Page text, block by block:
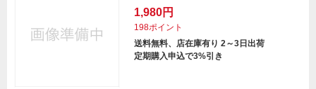
1,980円
198ポイント
送料無料、店在庫有り 2～3日出荷
定期購入申込で3%引き